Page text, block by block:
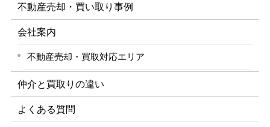
不動産売却・買い取り事例
会社案内
不動産売却・買取対応エリア
仲介と買取りの違い
よくある質問